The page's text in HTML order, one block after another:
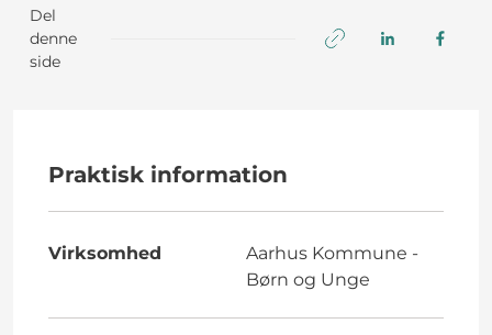
Del
denne
side
Praktisk information
Virksomhed
Aarhus Kommune -
Børn og Unge